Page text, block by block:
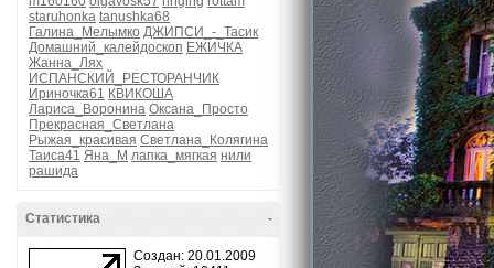
staruhonka tanushka68
Галина_Мелымко ДЖИПСИ_-_Тасик
Домашний_калейдоскоп ЕЖИЧКА
Жанна_Лях
ИСПАНСКИЙ_РЕСТОРАНЧИК
Ириночка61 КВИКОША
Лариса_Воронина Оксана_Просто
Прекрасная_Светлана
Рыжая_красивая Светлана_Колягина
Таиса41 Яна_М лапка_мягкая нили
рашида
-
Статистика
Создан: 20.01.2009